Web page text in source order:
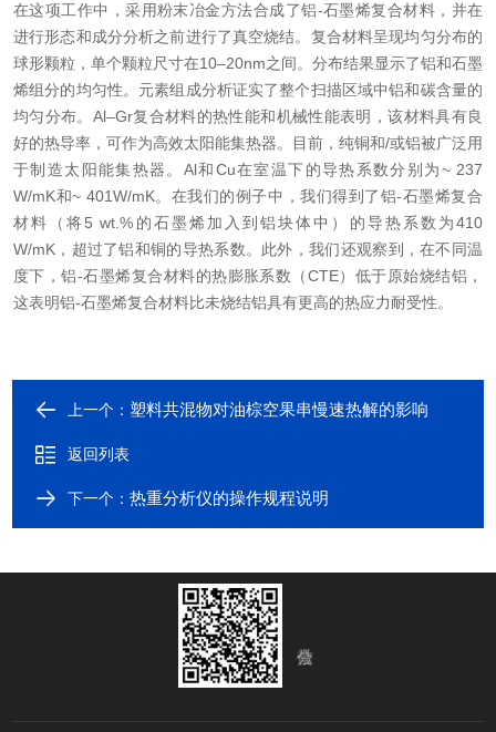
在这项工作中，采用粉末冶金方法合成了铝-石墨烯复合材料，并在
进行形态和成分分析之前进行了真空烧结。复合材料呈现均匀分布的
球形颗粒，单个颗粒尺寸在10–20nm之间。分布结果显示了铝和石墨
烯组分的均匀性。元素组成分析证实了整个扫描区域中铝和碳含量的
均匀分布。 Al–Gr复合材料的热性能和机械性能表明，该材料具有良
好的热导率，可作为高效太阳能集热器。目前，纯铜和/或铝被广泛用
于制造太阳能集热器。Al和Cu在室温下的导热系数分别为~ 237
W/mK和~ 401W/mK。在我们的例子中，我们得到了铝-石墨烯复合
材料
（将5 wt.%的石墨烯加入到铝块体中） 的导热系数为410
W/mK， 超过了铝和铜的导热系数。此外，我们还观察到，在不同温
度下，铝-石墨烯复合材料的热膨胀系数（CTE） 低于原始烧结铝，
这表明铝-石墨烯复合材料比未烧结铝具有更高的热应力耐受性。
上一个： 塑料共混物对油棕空果串慢速热解的影响
返回列表
下一个：热重分析仪的操作规程说明